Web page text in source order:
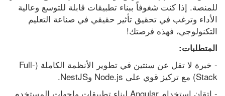
التكنولوجي، فهذه فرصتك!
المتطلبات:
- خبرة لا تقل عن سنتين في تطوير الأنظمة الكاملة (Full-
Stack) مع تركيز قوي على Node.js وNestJS.